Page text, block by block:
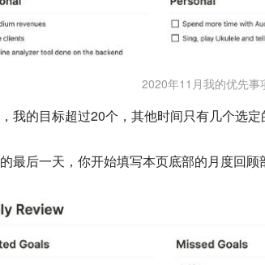
2020年11月我的优先事
我的目标超过20个，其他时间只有几个选定
最后一天，你开始填写本页底部的月度回顾